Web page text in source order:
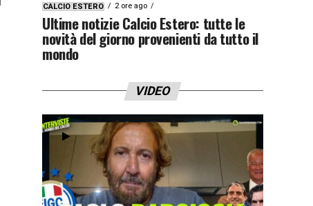
CALCIO ESTERO 2 ore ago
Ultime notizie Calcio Estero: tutte le
novità del giorno provenienti da tutto il
mondo
VIDEO